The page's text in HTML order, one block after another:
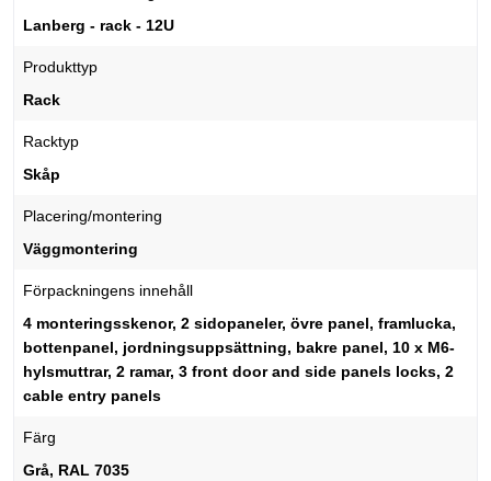
Lanberg - rack - 12U
Produkttyp
Rack
Racktyp
Skåp
Placering/montering
Väggmontering
Förpackningens innehåll
4 monteringsskenor, 2 sidopaneler, övre panel, framlucka,
bottenpanel, jordningsuppsättning, bakre panel, 10 x M6-
hylsmuttrar, 2 ramar, 3 front door and side panels locks, 2
cable entry panels
Färg
Grå, RAL 7035